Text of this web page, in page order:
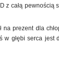
z całą pewnością
na prezent dla
w głębi serca jest